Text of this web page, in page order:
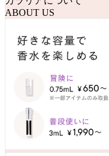
ABOUT US